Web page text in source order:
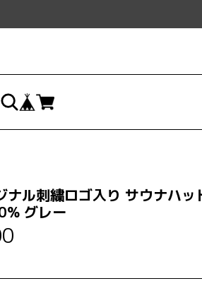
ナル刺繍ロゴ入り サウナハッ
グレー